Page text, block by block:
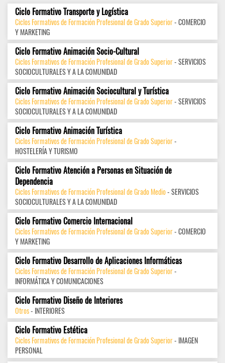
Ciclo Formativo Transporte y Logística
Ciclos Formativos de Formación Profesional de Grado Superior- COMERCIO
Y MARKETING
Ciclo Formativo Animación Socio-Cultural
Ciclos Formativos de Formación Profesional de Grado Superior- SERVICIOS
SOCIOCULTURALES Y A LA COMUNIDAD
Ciclo Formativo Animación Sociocultural y Turística
Ciclos Formativos de Formación Profesional de Grado Superior- SERVICIOS
SOCIOCULTURALES Y A LA COMUNIDAD
Ciclo Formativo Animación Turística
Ciclos Formativos de Formación Profesional de Grado Superior-
HOSTELERÍA Y TURISMO
Ciclo Formativo Atención a Personas en Situación de
Dependencia
Ciclos Formativos de Formación Profesional de Grado Medio- SERVICIOS
SOCIOCULTURALES Y A LA COMUNIDAD
Ciclo Formativo Comercio Internacional
Ciclos Formativos de Formación Profesional de Grado Superior- COMERCIO
Y MARKETING
Ciclo Formativo Desarrollo de Aplicaciones Informáticas
Ciclos Formativos de Formación Profesional de Grado Superior-
INFORMÁTICA Y COMUNICACIONES
Ciclo Formativo Diseño de Interiores
Otros- INTERIORES
Ciclo Formativo Estética
Ciclos Formativos de Formación Profesional de Grado Superior- IMAGEN
PERSONAL